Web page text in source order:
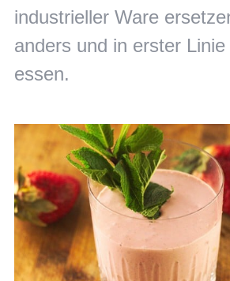
industrieller Ware
anders und in erster
essen.